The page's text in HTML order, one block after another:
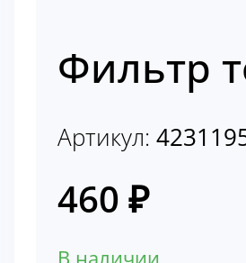
Фильтр
Артикул:
460 ₽